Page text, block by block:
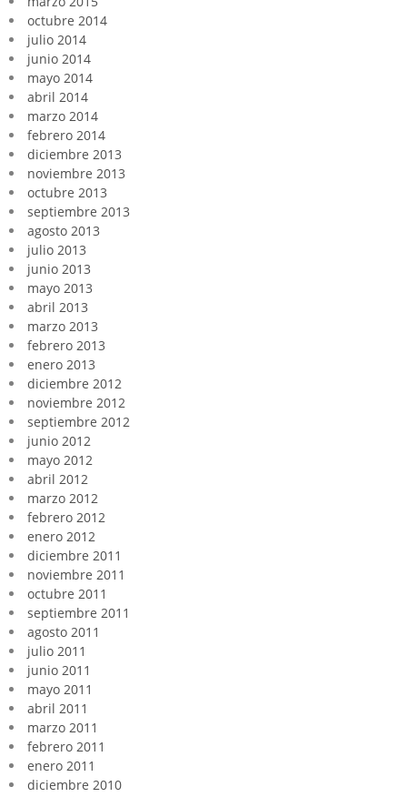
octubre 2014
julio 2014
junio 2014
mayo 2014
abril 2014
marzo 2014
febrero 2014
diciembre 2013
noviembre 2013
octubre 2013
septiembre 2013
agosto 2013
julio 2013
junio 2013
mayo 2013
abril 2013
marzo 2013
febrero 2013
enero 2013
diciembre 2012
noviembre 2012
septiembre 2012
junio 2012
mayo 2012
abril 2012
marzo 2012
febrero 2012
enero 2012
diciembre 2011
noviembre 2011
octubre 2011
septiembre 2011
agosto 2011
julio 2011
junio 2011
mayo 2011
abril 2011
marzo 2011
febrero 2011
enero 2011
diciembre 2010